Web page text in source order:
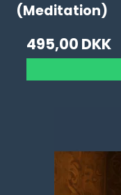
(Meditation)
495,00 DKK